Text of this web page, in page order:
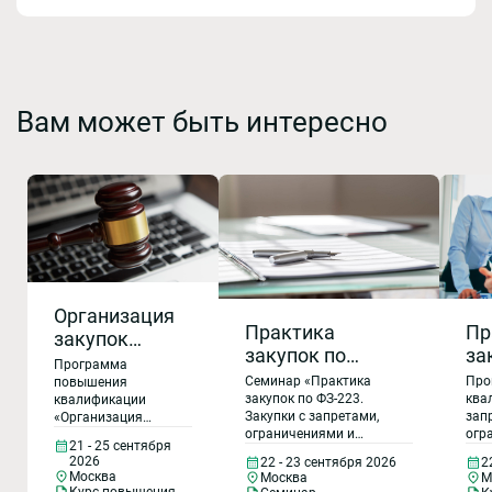
Вам может быть интересно
Организация
закупок
товаров,
работ, услуг в
соответствии
с 223-ФЗ от
18.07.2011 г.
«О закупках
Программа
повышения
квалификации
«Организация
работ, услуг в
соответствии с 223-
ФЗ от 18.07.2011 г. «О
21 - 25 сентября
2026
Москва
Практика
закупок по
ФЗ-223. Закупки с
запретами,
ограничениями и
преимуществами.
Закупки у
Семинар «Практика
закупок по ФЗ-223.
Закупки с запретами,
ограничениями и
у субъектов МСП.
Контроль ФАС России»
22 - 23 сентября 2026
Москва
у